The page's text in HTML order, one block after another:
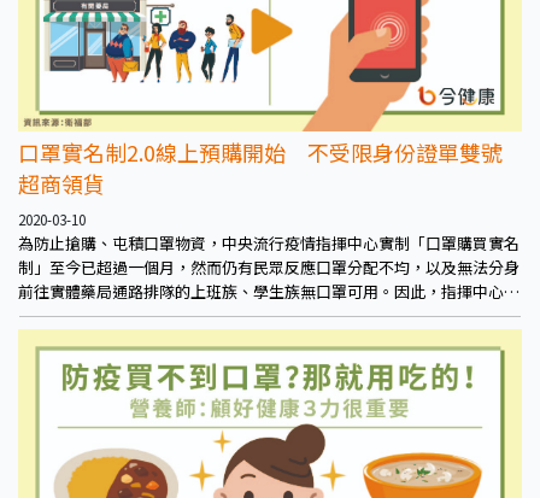
口罩實名制2.0線上預購開始 不受限身份證單雙號
超商領貨
2020-03-10
為防止搶購、屯積口罩物資，中央流行疫情指揮中心實制「口罩購買實名
制」至今已超過一個月，然而仍有民眾反應口罩分配不均，以及無法分身
前往實體藥局通路排隊的上班族、學生族無口罩可用。因此，指揮中心今
日宣佈，口罩購買將推行線上2.0預購模式。本周日3月12日開始，可透過
證後就能預購口罩，預購成功者預計3月26日起可陸續至超商門市領取。